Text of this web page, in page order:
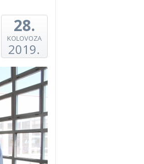
28.
KOLOVOZA
2019.